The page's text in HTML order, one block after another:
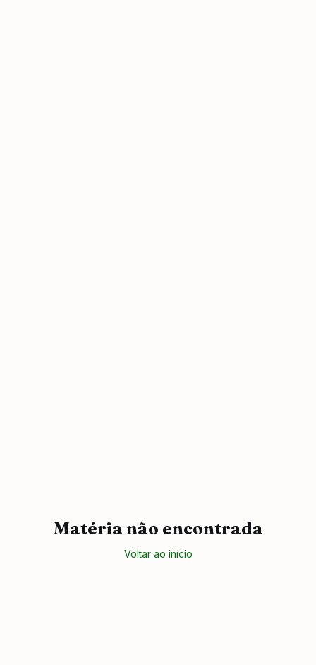
Matéria não encontrada
Voltar ao início